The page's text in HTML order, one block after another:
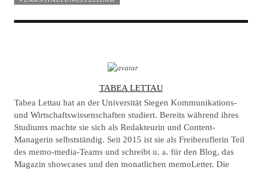
U
T
H
O
R
TABEA LETTAU
Tabea Lettau hat an der Universität Siegen Kommunikations-
und Wirtschaftswissenschaften studiert. Bereits während ihres
Studiums machte sie sich als Redakteurin und Content-
Managerin selbstständig. Seit 2015 ist sie als Freiberuflerin Teil
des memo-media-Teams und schreibt u. a. für den Blog, das
Magazin showcases und den monatlichen memoLetter. Die